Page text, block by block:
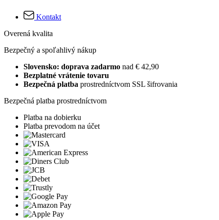
Kontakt
Overená kvalita
Bezpečný a spoľahlivý nákup
Slovensko: doprava zadarmo nad € 42,90
Bezplatné vrátenie tovaru
Bezpečná platba prostredníctvom SSL šifrovania
Bezpečná platba prostredníctvom
Platba na dobierku
Platba prevodom na účet